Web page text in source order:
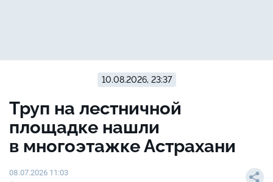
10.08.2026, 23:37
Труп на лестничной
площадке нашли
в многоэтажке Астрахани
08.07.2026 11:03